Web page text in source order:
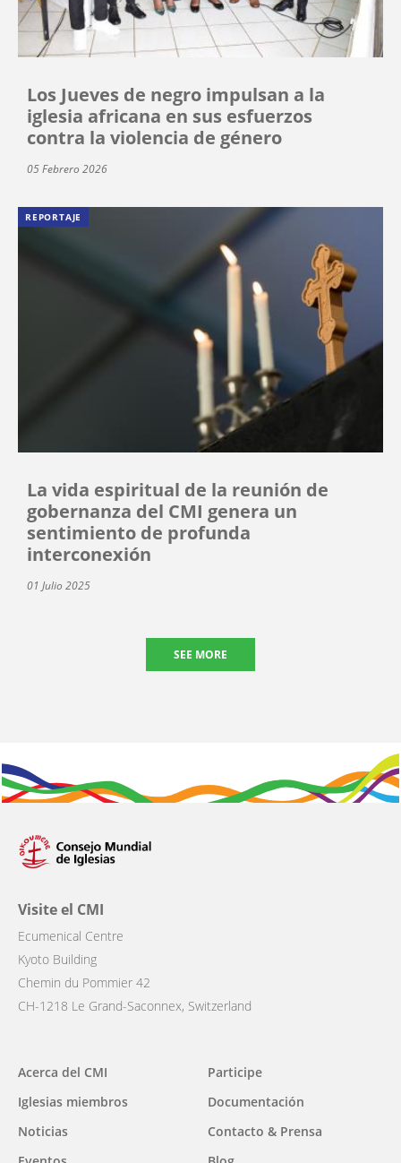
Los Jueves de negro impulsan a la
iglesia africana en sus esfuerzos
contra la violencia de género
05 Febrero 2026
REPORTAJE
La vida espiritual de la reunión de
gobernanza del CMI genera un
sentimiento de profunda
interconexión
01 Julio 2025
SEE MORE
Visite el CMI
Ecumenical Centre
Kyoto Building
Chemin du Pommier 42
CH-1218 Le Grand-Saconnex, Switzerland
Main
navigation
Acerca del CMI
Iglesias miembros
Noticias
Participe
Documentación
Contacto & Prensa